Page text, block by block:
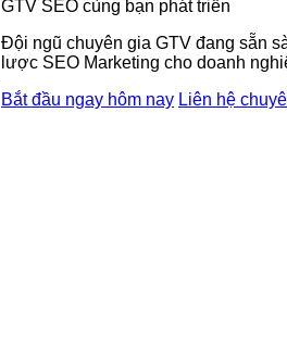
GTV SEO cùng bạn phát triển
Đội ngũ chuyên gia GTV đang sẵn
lược SEO Marketing cho doanh
Bắt đầu ngay hôm nay Liên hệ